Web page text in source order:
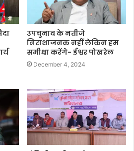
उपचुनाव के नतीजे
निराशाजनक नहीं लेकिन हम
समीक्षा करेंगे- ईश्वर पोखरेल
December 4, 2024